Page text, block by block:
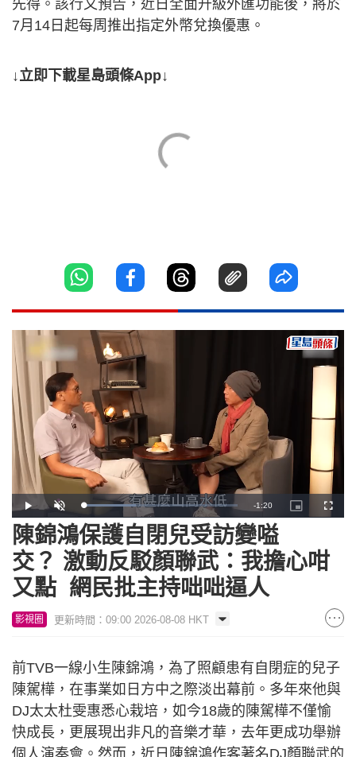
先得。該行又預告，近日全面升級外匯功能後，將於
7月14日起每周推出指定外幣兌換優惠。
↓立即下載星島頭條App↓
Play Unmute Loaded:
34.18%
Remaining
Time
-1:20
Picture-
in-
陳錦鴻保護自閉兒受訪變嗌
交？ 激動反駁顏聯武：我擔心咁
又點 網民批主持咄咄逼人
影視圈 更新時間：09:00 2026-08-08 HKT
前TVB一線小生陳錦鴻，為了照顧患有自閉症的兒子
陳駕樺，在事業如日方中之際淡出幕前。多年來他與
DJ太太杜雯惠悉心栽培，如今18歲的陳駕樺不僅愉
快成長，更展現出非凡的音樂才華，去年更成功舉辦
個人演奏會。然而，近日陳錦鴻作客著名DJ顏聯武的